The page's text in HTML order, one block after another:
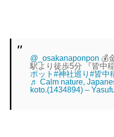
@_osakanaponpon 💰
駅より徒歩5分 『皆中
ポット#神社巡り#皆中
♬ Calm nature,
koto.(1434894) –